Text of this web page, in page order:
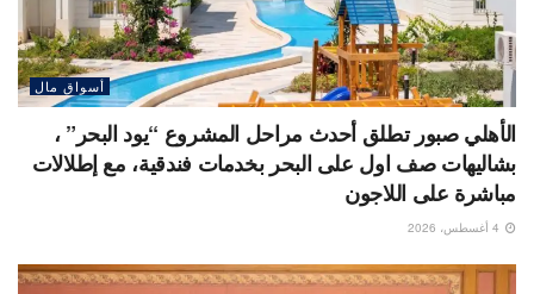
أسواق مال
الأهلي صبور تطلق أحدث مراحل المشروع “يود البحر” ،
بشاليهات صف اول على البحر بخدمات فندقية، مع إطلالات
مباشرة على اللاجون